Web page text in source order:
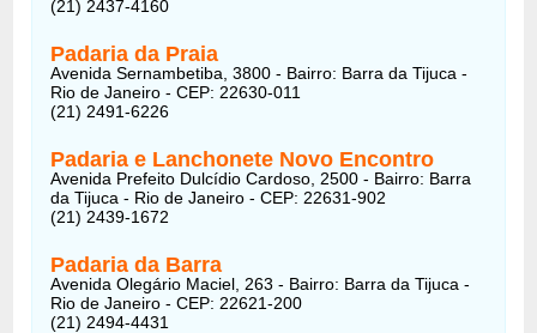
(21) 2437-4160
Padaria da Praia
Avenida Sernambetiba, 3800 - Bairro: Barra da Tijuca -
Rio de Janeiro - CEP: 22630-011
(21) 2491-6226
Padaria e Lanchonete Novo Encontro
Avenida Prefeito Dulcídio Cardoso, 2500 - Bairro: Barra
da Tijuca - Rio de Janeiro - CEP: 22631-902
(21) 2439-1672
Padaria da Barra
Avenida Olegário Maciel, 263 - Bairro: Barra da Tijuca -
Rio de Janeiro - CEP: 22621-200
(21) 2494-4431